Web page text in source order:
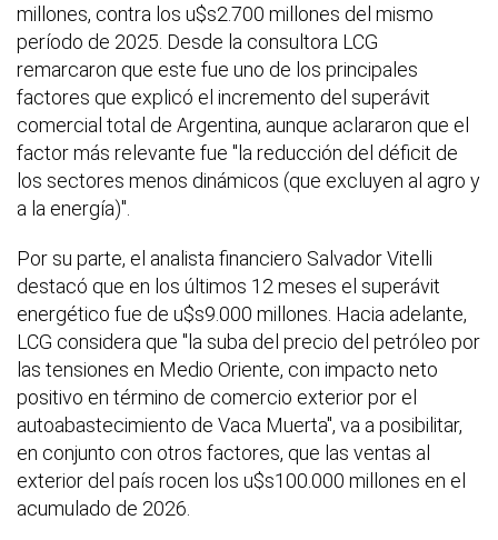
millones, contra los u$s2.700 millones del mismo
período de 2025. Desde la consultora LCG
remarcaron que este fue uno de los principales
factores que explicó el incremento del superávit
comercial total de Argentina, aunque aclararon que el
factor más relevante fue "la reducción del déficit de
los sectores menos dinámicos (que excluyen al agro y
a la energía)".
Por su parte, el analista financiero Salvador Vitelli
destacó que en los últimos 12 meses el superávit
energético fue de u$s9.000 millones. Hacia adelante,
LCG considera que "la suba del precio del petróleo por
las tensiones en Medio Oriente, con impacto neto
positivo en término de comercio exterior por el
autoabastecimiento de Vaca Muerta", va a posibilitar,
en conjunto con otros factores, que las ventas al
exterior del país rocen los u$s100.000 millones en el
acumulado de 2026.